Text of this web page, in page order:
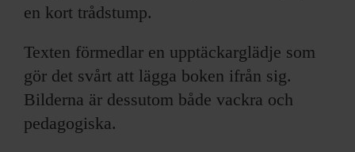
en kort trådstump.
Texten förmedlar en upptäckarglädje som
gör det svårt att lägga boken ifrån sig.
Bilderna är dessutom både vackra och
pedagogiska.